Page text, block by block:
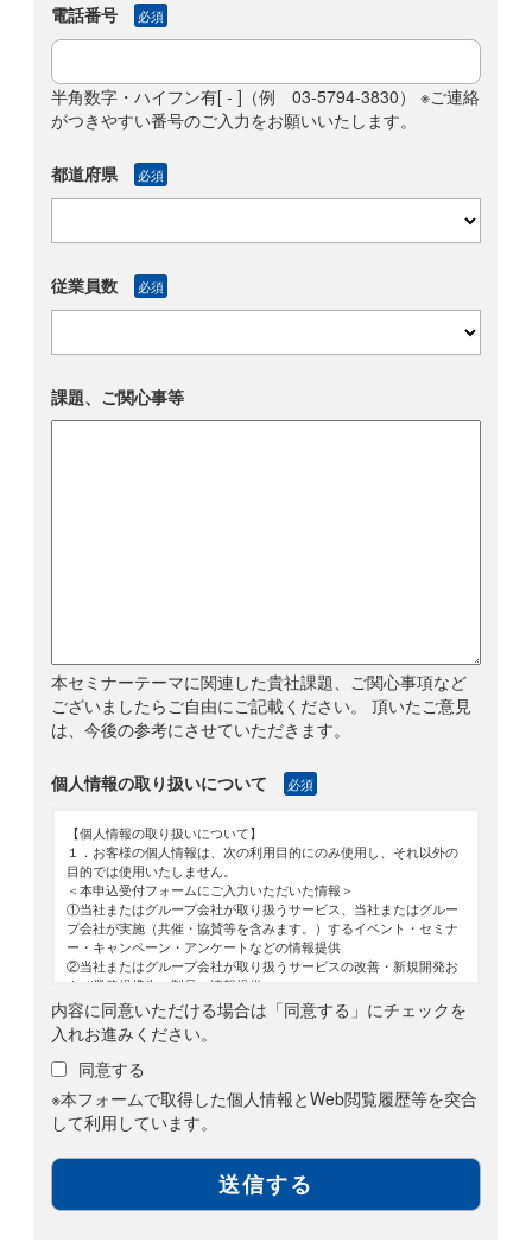
電話番号 必須
半角数字・ハイフン有[ - ]（例 03-5794-3830） ※ご連絡
がつきやすい番号のご入力をお願いいたします。
都道府県 必須
従業員数 必須
課題、ご関心事等
本セミナーテーマに関連した貴社課題、ご関心事項など
ございましたらご自由にご記載ください。 頂いたご意見
は、今後の参考にさせていただきます。
個人情報の取り扱いについて 必須
【個人情報の取り扱いについて】
１．お客様の個人情報は、次の利用目的にのみ使用し、それ以外の
目的では使用いたしません。
＜本申込受付フォームにご入力いただいた情報＞
①当社またはグループ会社が取り扱うサービス、当社またはグルー
プ会社が実施（共催・協賛等を含みます。）するイベント・セミナ
ー・キャンペーン・アンケートなどの情報提供
②当社またはグループ会社が取り扱うサービスの改善・新規開発お
よび業務提携先の製品の情報提供
③お客様からのお問い合わせ対応
④当社またはグループ会社が取り扱う製品・サービスの案内
⑤ニュースレター配信
なお、本申込受付フォームに求職者情報を登録いただく場合は、次
の利用目的においても使用いたします。
⑥職業紹介において応募を希望する求人先への応募情報の提供
⑦求人情報に関するメールマガジンの配信
⑧職業紹介において求職者様に開示の許諾を得た業務提携先への提
供
＜本申込受付フォームにご入力いただいた情報と紐付けて取得する
①取得した閲覧履歴や購買履歴等の情報と個人情報突合したデータ
内容に同意いただける場合は「同意する」にチェックを
入れお進みください。
同意する
※本フォームで取得した個人情報とWeb閲覧履歴等を突合
して利用しています。